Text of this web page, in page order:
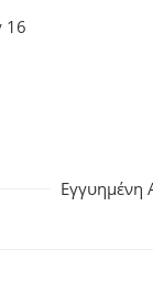
16
Εγγυημένη